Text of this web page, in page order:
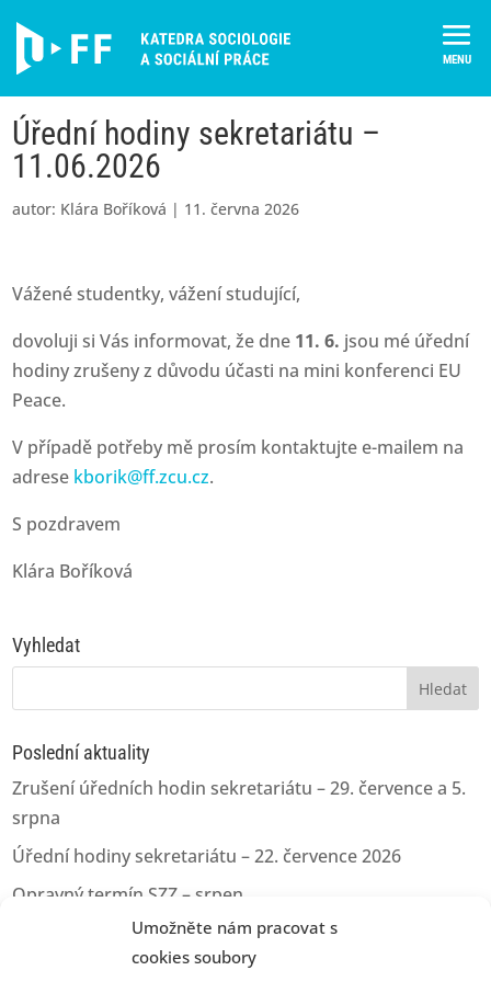
content
Umožněte nám pracovat s
cookies soubory
Úřední hodiny sekretariátu –
11.06.2026
autor: Klára Boříková | 11. června 2026
Vážené studentky, vážení studující,
dovoluji si Vás informovat, že dne 11. 6. jsou mé úřední
hodiny zrušeny z důvodu účasti na mini konferenci EU
Peace.
V případě potřeby mě prosím kontaktujte e-mailem na
adrese kborik@ff.zcu.cz.
S pozdravem
Klára Boříková
Vyhledat
Poslední aktuality
Zrušení úředních hodin sekretariátu – 29. července a 5.
srpna
Úřední hodiny sekretariátu – 22. července 2026
Opravný termín SZZ – srpen
Opravný termín pro odevzdání kvalifikačních prací
Úřední hodiny sekretariátu – 11.06.2026